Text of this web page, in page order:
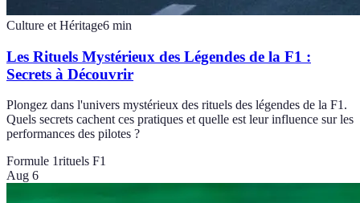
Culture et Héritage6 min
Les Rituels Mystérieux des Légendes de la F1 :
Secrets à Découvrir
Plongez dans l'univers mystérieux des rituels des légendes de la F1.
Quels secrets cachent ces pratiques et quelle est leur influence sur les
performances des pilotes ?
Formule 1rituels F1
Aug 6